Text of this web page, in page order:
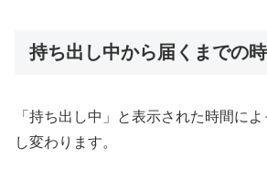
持ち出し中から届くまでの
「持ち出し中」と表示された時間に
し変わります。